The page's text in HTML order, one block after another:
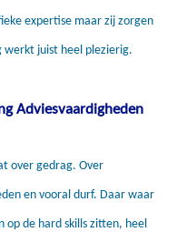
expertise maar zij zorgen
werkt juist heel plezierig.
Adviesvaardigheden
over gedrag. Over
en vooral durf. Daar waar
op de hard skills zitten, heel